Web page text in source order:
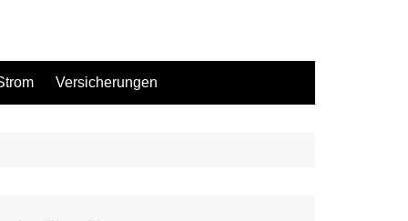
Versicherungen